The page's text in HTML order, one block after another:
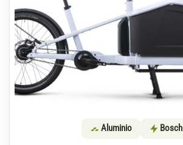
Aluminio Bosch